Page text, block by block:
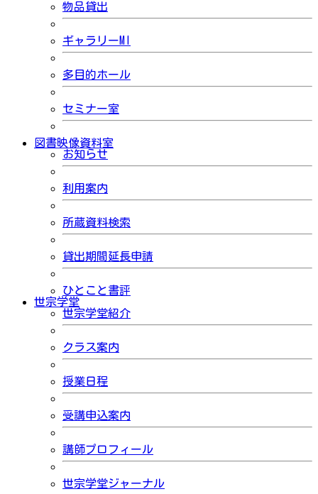
物品貸出
ギャラリーMI
多目的ホール
セミナー室
図書映像資料室
お知らせ
利用案内
所蔵資料検索
貸出期間延長申請
ひとこと書評
世宗学堂
世宗学堂紹介
クラス案内
授業日程
受講申込案内
講師プロフィール
世宗学堂ジャーナル